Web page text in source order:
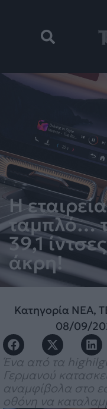
Η
ταμπλό…
39,1
άκρη!
Κατηγορία ΝΕΑ,
08/09/
Ένα από τα
Γερμανού
αναμφίβολα στο
οθόνη να